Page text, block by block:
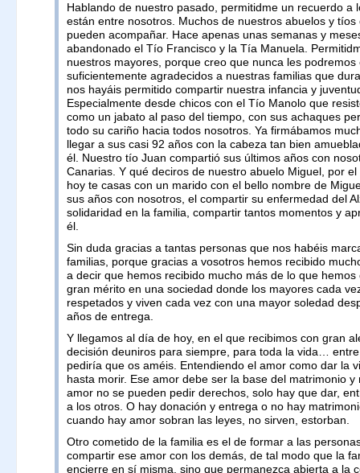
Hablando de nuestro pasado, permitidme un recuerdo a
están entre nosotros. Muchos de nuestros abuelos y tíos
pueden acompañar. Hace apenas unas semanas y
abandonado el Tío Francisco y la Tía Manuela.
nuestros mayores, porque creo que nunca les podremos
suficientemente agradecidos a nuestras familias que
nos hayáis permitido compartir nuestra infancia y
Especialmente desde chicos con el Tío Manolo que
como un jabato al paso del tiempo, con sus achaques
todo su cariño hacia todos nosotros. Ya firmábamos
llegar a sus casi 92 años con la cabeza tan bien
él. Nuestro tío Juan compartió sus últimos años con
Canarias. Y qué deciros de nuestro abuelo Miguel, por el
hoy te casas con un marido con el bello nombre de
sus años con nosotros, el compartir su enfermedad del
solidaridad en la familia, compartir tantos momentos y
él.
Sin duda gracias a tantas personas que nos habéis
familias, porque gracias a vosotros hemos recibido
a decir que hemos recibido mucho más de lo que hemos
gran mérito en una sociedad donde los mayores cada
respetados y viven cada vez con una mayor soledad
años de entrega.
Y llegamos al día de hoy, en el que recibimos con gran
decisión deuniros para siempre, para toda la vida…
pediría que os améis. Entendiendo el amor como dar la
hasta morir. Ese amor debe ser la base del matrimonio y
amor no se pueden pedir derechos, solo hay que dar,
a los otros. O hay donación y entrega o no hay
cuando hay amor sobran las leyes, no sirven, estorban.
Otro cometido de la familia es el de formar a las
compartir ese amor con los demás, de tal modo que la
encierre en sí misma, sino que permanezca abierta a la